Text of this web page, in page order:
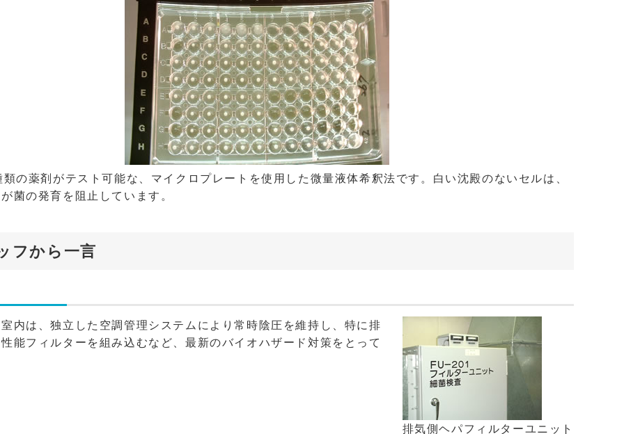
の薬剤がテスト可能な、マイクロプレートを使用した微量液体希釈法です。白い沈殿のないセルは、
菌の発育を阻止しています。
フから一言
排気側ヘパフィルターユニット
内は、独立した空調管理システムにより常時陰圧を維持し、特に排
能フィルターを組み込むなど、最新のバイオハザード対策をとって